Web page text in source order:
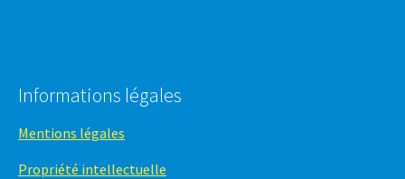
Informations légales
Mentions légales
Propriété intellectuelle